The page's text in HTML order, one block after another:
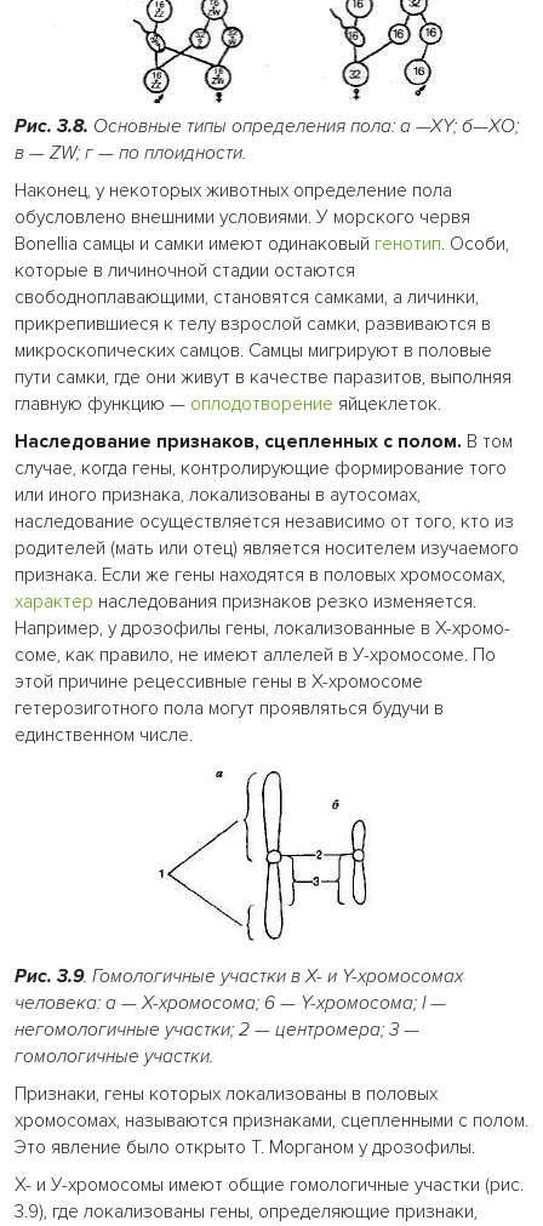
Рис. 3.8. Основные типы определения пола: a —XY; б—ХО;
в — ZW; г — по плоидности.
Наконец, у некоторых животных определение пола
обусловлено внешними условиями. У морского червя
Bonellia самцы и самки имеют одинаковый генотип. Особи,
которые в личиночной стадии остаются
свободноплавающими, становятся самками, а личинки,
прикрепившиеся к телу взрослой самки, развиваются в
микроскопических самцов. Самцы мигрируют в половые
пути самки, где они живут в качестве паразитов, выполняя
главную функцию — оплодотворение яйцеклеток.
Наследование признаков, сцепленных с полом. В том
случае, когда гены, контролирующие формирование того
или иного признака, локализованы в аутосомах,
наследование осуществляется независимо от того, кто из
родителей (мать или отец) является носителем изучаемого
признака. Если же гены находятся в половых хромосомах,
характер наследования признаков резко изменяется.
Например, у дрозофилы гены, локализованные в Х-хромо-
соме, как правило, не имеют аллелей в У-хромосоме. По
этой причине рецессивные гены в Х-хромосоме
гетерозиготного пола могут проявляться будучи в
единственном числе.
Рис. 3.9. Гомологичные участки в Х- и Y-хромосомах
человека: а — Х-хромосома; 6 — Y-хромосома; I —
негомологичные участки; 2 — центромера; 3—
гомологичные участки.
Признаки, гены которых локализованы в половых
хромосомах, называются признаками, сцепленными с полом.
Это явление было открыто Т. Морганом у дрозофилы.
Х- и У-хромосомы имеют общие гомологичные участки (рис.
3.9), где локализованы гены, определяющие признаки,